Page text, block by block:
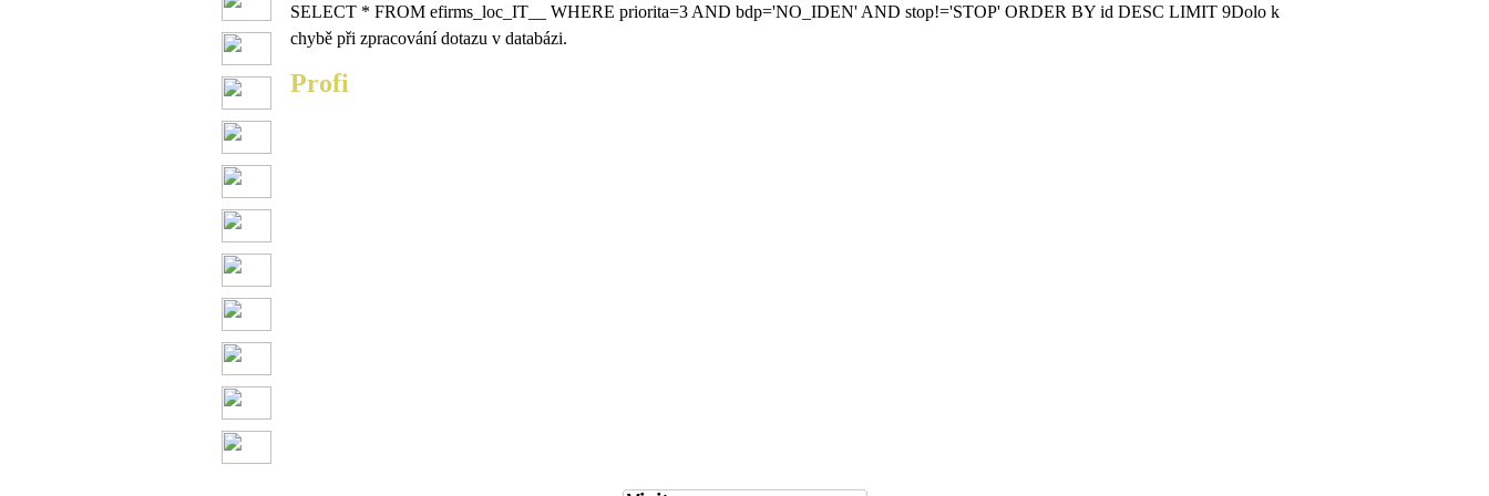
SELECT * FROM efirms_loc_IT__ WHERE priorita=3 AND bdp='NO_IDEN' AND stop!='STOP' ORDER BY id DESC LIMIT 9Dolo k
chybě při zpracování dotazu v databázi.
Profi